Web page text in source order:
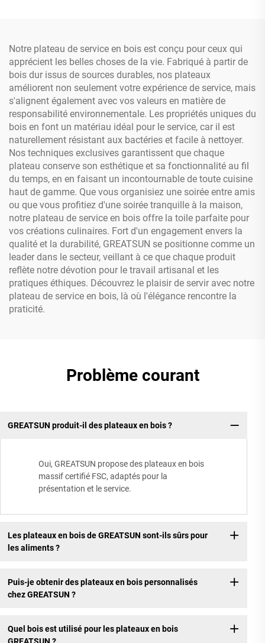
Notre plateau de service en bois est conçu pour ceux qui
apprécient les belles choses de la vie. Fabriqué à partir de
bois dur issus de sources durables, nos plateaux
améliorent non seulement votre expérience de service, mais
s'alignent également avec vos valeurs en matière de
responsabilité environnementale. Les propriétés uniques du
bois en font un matériau idéal pour le service, car il est
naturellement résistant aux bactéries et facile à nettoyer.
Nos techniques exclusives garantissent que chaque
plateau conserve son esthétique et sa fonctionnalité au fil
du temps, en en faisant un incontournable de toute cuisine
haut de gamme. Que vous organisiez une soirée entre amis
ou que vous profitiez d'une soirée tranquille à la maison,
notre plateau de service en bois offre la toile parfaite pour
vos créations culinaires. Fort d'un engagement envers la
qualité et la durabilité, GREATSUN se positionne comme un
leader dans le secteur, veillant à ce que chaque produit
reflète notre dévotion pour le travail artisanal et les
pratiques éthiques. Découvrez le plaisir de servir avec notre
plateau de service en bois, là où l'élégance rencontre la
praticité.
Problème courant
GREATSUN produit-il des plateaux en bois ?
Oui, GREATSUN propose des plateaux en bois
massif certifié FSC, adaptés pour la
présentation et le service.
Les plateaux en bois de GREATSUN sont-ils sûrs pour
les aliments ?
Puis-je obtenir des plateaux en bois personnalisés
chez GREATSUN ?
Quel bois est utilisé pour les plateaux en bois